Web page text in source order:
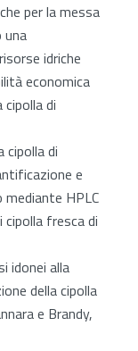
per la messa
una
idriche
economica
di
cipolla di
e
HPLC
fresca di
idonei alla
della cipolla
e Brandy,